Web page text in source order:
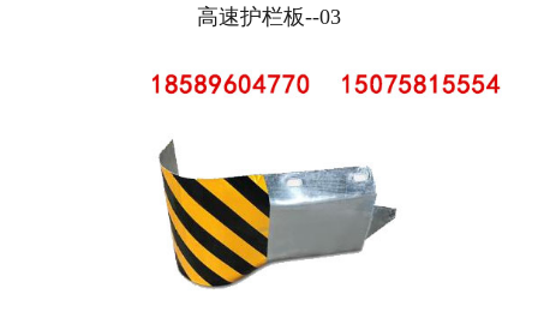
高速护栏板--03